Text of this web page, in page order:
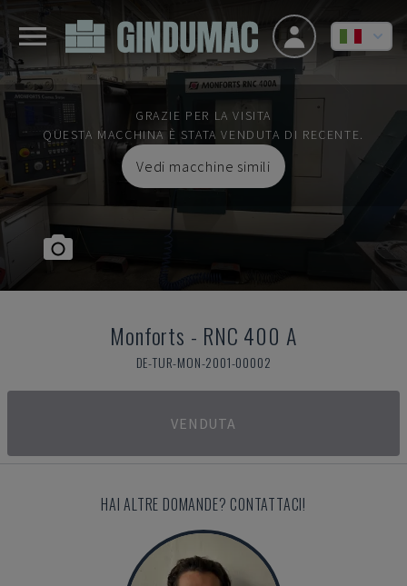
GRAZIE PER LA VISITA
QUESTA MACCHINA È STATA VENDUTA DI RECENTE.
Vedi macchine simili
Monforts - RNC 400 A
DE-TUR-MON-2001-00002
VENDUTA
HAI ALTRE DOMANDE? CONTATTACI!